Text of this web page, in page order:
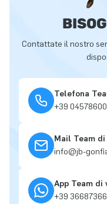
Contattate il nostro
Telefona
+39
Mail Team
info@jb-
App Team di
+39